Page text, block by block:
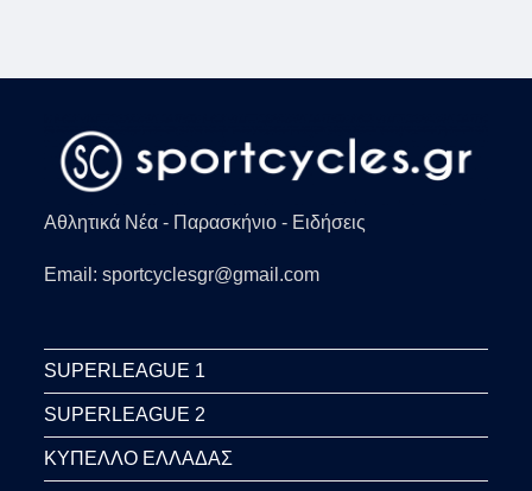
Αθλητικά Νέα - Παρασκήνιο - Ειδήσεις
Email: sportcyclesgr@gmail.com
SUPERLEAGUE 1
SUPERLEAGUE 2
ΚΥΠΕΛΛΟ ΕΛΛΑΔΑΣ